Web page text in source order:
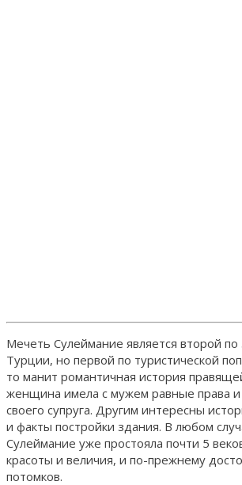
Мечеть Сулеймание является второй по
Турции, но первой по туристической
то манит романтичная история
женщина имела с мужем равные права
своего супруга. Другим интересны
и факты постройки здания. В любом
Сулеймание уже простояла почти 5
красоты и величия, и по-прежнему
потомков.